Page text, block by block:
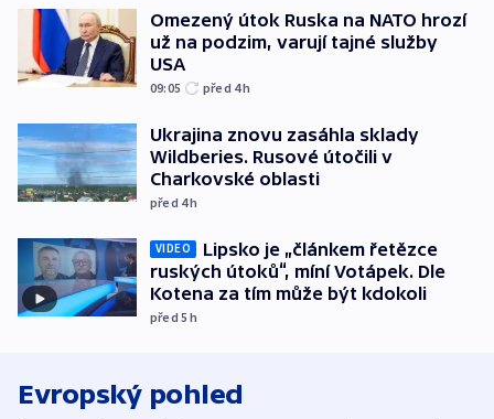
Omezený útok Ruska na NATO hrozí
už na podzim, varují tajné služby
USA
09:05 před 4h
Ukrajina znovu zasáhla sklady
Wildberies. Rusové útočili v
Charkovské oblasti
před 4h
VIDEO
Lipsko je „článkem řetězce
ruských útoků“, míní Votápek. Dle
Kotena za tím může být kdokoli
před 5h
Evropský pohled